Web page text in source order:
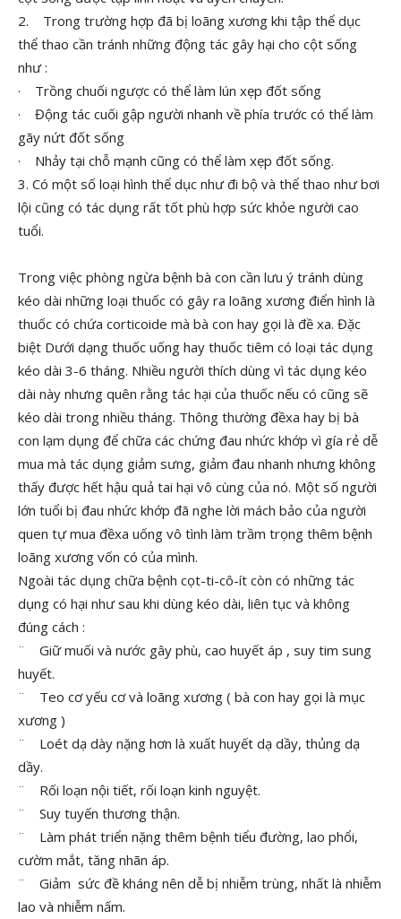
2. Trong trường hợp đã bị loãng xương khi tập thể dục
thể thao cần tránh những động tác gây hại cho cột sống
như :
· Trồng chuối ngược có thể làm lún xẹp đốt sống
· Động tác cuối gập người nhanh về phía trước có thể làm
gãy nứt đốt sống
· Nhảy tại chỗ mạnh cũng có thể làm xẹp đốt sống.
3. Có một số loại hình thể dục như đi bộ và thể thao như bơi
lội cũng có tác dụng rất tốt phù hợp sức khỏe người cao
tuổi.
Trong việc phòng ngừa bệnh bà con cần lưu ý tránh dùng
kéo dài những loại thuốc có gây ra loãng xương điển hình là
thuốc có chứa corticoide mà bà con hay gọi là đề xa. Đặc
biệt Dưới dạng thuốc uống hay thuốc tiêm có loại tác dụng
kéo dài 3-6 tháng. Nhiều người thích dùng vì tác dụng kéo
dài này nhưng quên rằng tác hại của thuốc nếu có cũng sẽ
kéo dài trong nhiều tháng. Thông thường đềxa hay bị bà
con lạm dụng để chữa các chứng đau nhức khớp vì gía rẻ dễ
mua mà tác dụng giảm sưng, giảm đau nhanh nhưng không
thấy được hết hậu quả tai hại vô cùng của nó. Một số người
lớn tuổi bị đau nhức khớp đã nghe lời mách bảo của người
quen tự mua đềxa uống vô tình làm trầm trọng thêm bệnh
loãng xương vốn có của mình.
Ngoài tác dụng chữa bệnh cọt-ti-cô-ít còn có những tác
dụng có hại như sau khi dùng kéo dài, liên tục và không
đúng cách :
¨ Giữ muối và nước gây phù, cao huyết áp , suy tim sung
huyết.
¨ Teo cơ yếu cơ và loãng xương ( bà con hay gọi là mục
xương )
¨ Loét dạ dày nặng hơn là xuất huyết dạ dầy, thủng dạ
dầy.
¨ Rối loạn nội tiết, rối loạn kinh nguyệt.
¨ Suy tuyến thương thận.
¨ Làm phát triển nặng thêm bệnh tiểu đường, lao phổi,
cườm mắt, tăng nhãn áp.
¨ Giảm sức đề kháng nên dễ bị nhiễm trùng, nhất là nhiễm
lao và nhiễm nấm.